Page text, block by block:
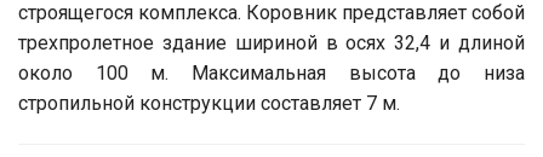
строящегося комплекса. Коровник представляет собой
трехпролетное здание шириной в осях 32,4 и длиной
около 100 м. Максимальная высота до низа
стропильной конструкции составляет 7 м.